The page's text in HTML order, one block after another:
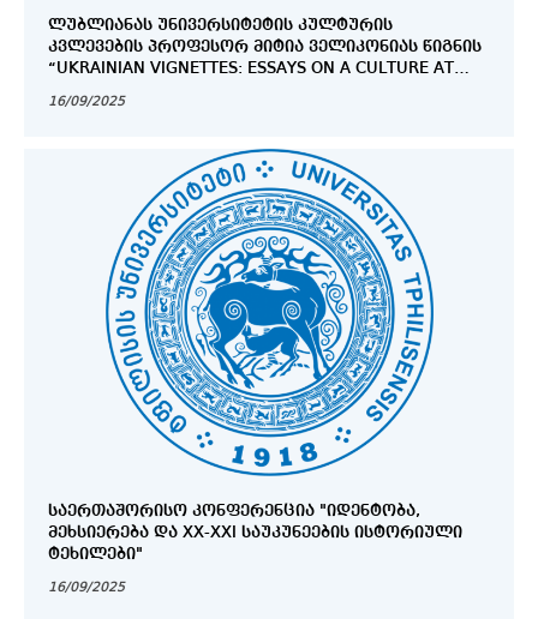
ᲚᲣᲑᲚᲘᲐᲜᲐᲡ ᲣᲜᲘᲕᲔᲠᲡᲘᲢᲔᲢᲘᲡ ᲙᲣᲚᲢᲣᲠᲘᲡ
ᲙᲕᲚᲔᲕᲔᲑᲘᲡ ᲞᲠᲝᲤᲔᲡᲝᲠ ᲛᲘᲢᲘᲐ ᲕᲔᲚᲘᲙᲝᲜᲘᲐᲡ ᲬᲘᲒᲜᲘᲡ
“UKRAINIAN VIGNETTES: ESSAYS ON A CULTURE AT
16/09/2025
ᲡᲐᲔᲠᲗᲐᲨᲝᲠᲘᲡᲝ ᲙᲝᲜᲤᲔᲠᲔᲜᲪᲘᲐ "ᲘᲓᲔᲜᲢᲝᲑᲐ,
ᲛᲔᲮᲡᲘᲔᲠᲔᲑᲐ ᲓᲐ XX-XXI ᲡᲐᲣᲙᲣᲜᲔᲔᲑᲘᲡ ᲘᲡᲢᲝᲠᲘᲣᲚᲘ
ᲢᲔᲮᲘᲚᲔᲑᲘ"
16/09/2025